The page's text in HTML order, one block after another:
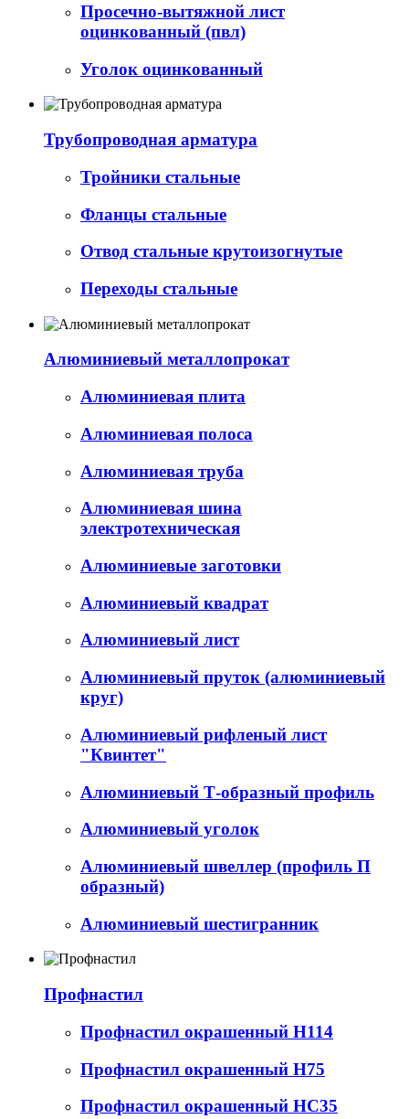
Просечно-вытяжной лист
оцинкованный (пвл)
Уголок оцинкованный
Трубопроводная арматура
Тройники стальные
Фланцы стальные
Отвод стальные крутоизогнутые
Переходы стальные
Алюминиевый металлопрокат
Алюминиевая плита
Алюминиевая полоса
Алюминиевая труба
Алюминиевая шина
электротехническая
Алюминиевые заготовки
Алюминиевый квадрат
Алюминиевый лист
Алюминиевый пруток (алюминиевый
круг)
Алюминиевый рифленый лист
"Квинтет"
Алюминиевый Т-образный профиль
Алюминиевый уголок
Алюминиевый швеллер (профиль П
образный)
Алюминиевый шестигранник
Профнастил
Профнастил окрашенный Н114
Профнастил окрашенный Н75
Профнастил окрашенный НС35